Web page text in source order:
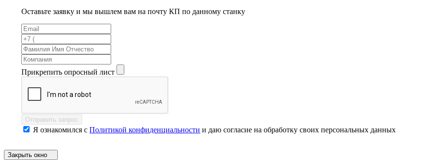
Оставьте заявку и мы вышлем вам на почту КП по данному станку
Прикрепить опросный лист
Отправить запрос
Я ознакомился сПолитикой конфиденциальности и даю согласие на обработку своих персональных данных
Закрыть окно